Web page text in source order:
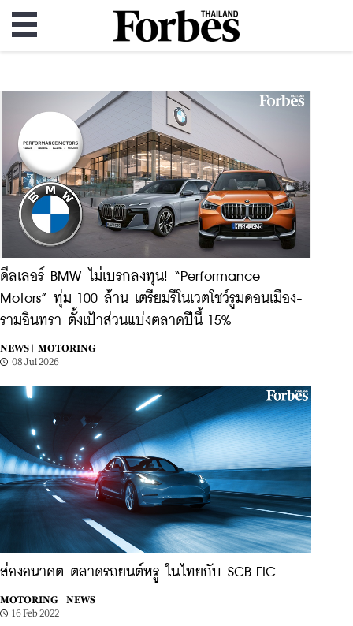
ดีลเลอร์ BMW ไม่เบรกลงทุน! “Performance
Motors” ทุ่ม 100 ล้าน เตรียมรีโนเวตโชว์รูมดอนเมือง-
รามอินทรา ตั้งเป้าส่วนแบ่งตลาดปีนี้ 15%
NEWS |
MOTORING
08 Jul 2026
ส่องอนาคต ตลาดรถยนต์หรู ในไทยกับ SCB EIC
MOTORING |
NEWS
16 Feb 2022